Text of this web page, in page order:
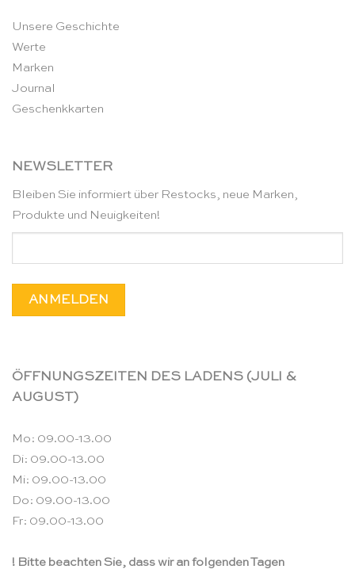
Unsere Geschichte
Werte
Marken
Journal
Geschenkkarten
NEWSLETTER
Bleiben Sie informiert über Restocks, neue Marken,
Produkte und Neuigkeiten!
ÖFFNUNGSZEITEN DES LADENS (JULI &
AUGUST)
Mo: 09.00-13.00
Di: 09.00-13.00
Mi: 09.00-13.00
Do: 09.00-13.00
Fr: 09.00-13.00
! Bitte beachten Sie, dass wir an folgenden Tagen